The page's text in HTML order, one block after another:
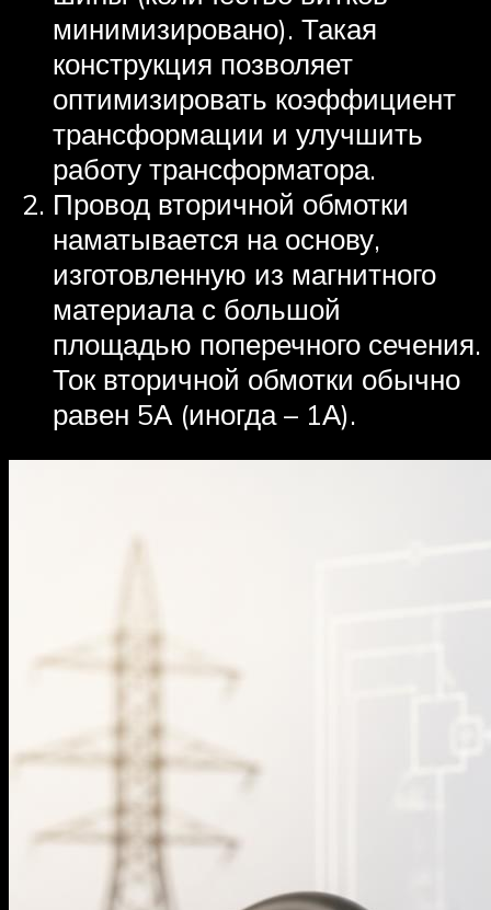
минимизировано). Такая
конструкция позволяет
оптимизировать коэффициент
трансформации и улучшить
работу трансформатора.
Провод вторичной обмотки
наматывается на основу,
изготовленную из магнитного
материала с большой
площадью поперечного сечения.
Ток вторичной обмотки обычно
равен 5А (иногда – 1А).